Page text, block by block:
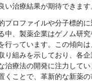
い治療結果が期待できます
プロファイルや分子標的
中、製薬企業はゲノム研
行っています。この傾向
り組みを示しており、各
治療法の開発に注力して
くことで、革新的な新薬